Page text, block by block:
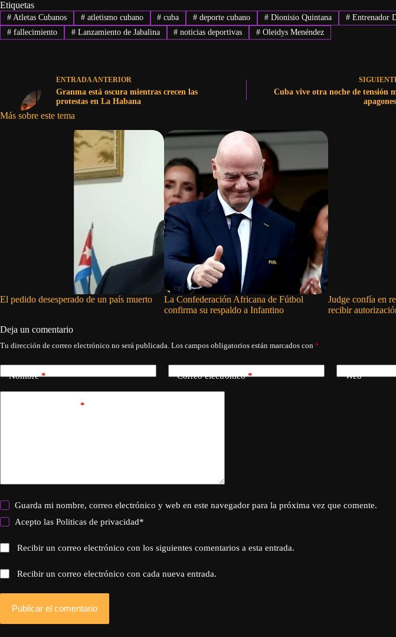
Etiquetas
#Atletas Cubanos #atletismo cubano # cuba # deporte cubano # Dionisio Quintana #Entrenador
#fallecimiento #Lanzamiento de Jabalina # noticias deportivas # Oleidys Menéndez
ENTRADA ANTERIOR
Granma está oscura mientras crecen las
protestas en La Habana
Cuba vive otra noche de tensión
Más sobre este tema
El pedido desesperado de un país muerto
La Confederación Africana de Fútbol
confirma su respaldo a Infantino
Judge confía en
recibir
Deja un comentario
Tu dirección de correo electrónico no será publicada. Los campos obligatorios están marcados con *
Nombre* Correo electrónico* Web
*
Guarda mi nombre, correo electrónico y web en este navegador para la próxima vez que comente.
Acepto lasPoliticas de privacidad*
Recibir un correo electrónico con los siguientes comentarios a esta entrada.
Recibir un correo electrónico con cada nueva entrada.
Publicar el comentario